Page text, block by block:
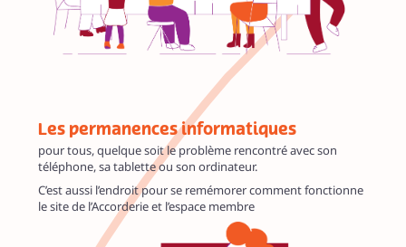
Les permanences informatiques
pour tous, quelque soit le problème rencontré avec son
téléphone, sa tablette ou son ordinateur.
C’est aussi l’endroit pour se remémorer comment fonctionne
le site de l’Accorderie et l’espace membre